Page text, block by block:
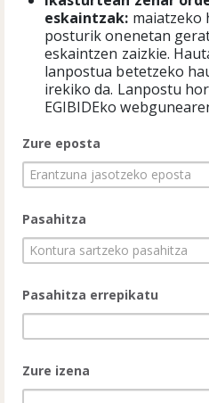
eskaintzak: maiatzeko
posturik onenetan
eskaintzen zaizkie.
lanpostua betetzeko
irekiko da. Lanpostu
EGIBIDEko
Zure eposta
Pasahitza
Pasahitza errepikatu
Zure izena